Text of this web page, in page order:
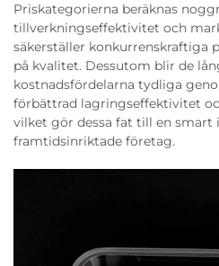
Priskategorierna beräknas
tillverkningseffektivitet och
säkerställer konkurrenskraftiga
på kvalitet. Dessutom blir de
kostnadsfördelarna tydliga
förbättrad lagringseffektivitet
vilket gör dessa fat till en smart
framtidsinriktade företag.